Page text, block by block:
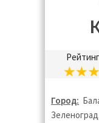
Город: